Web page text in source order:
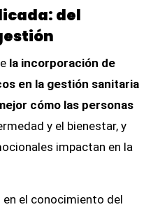
del
la incorporación de
en la gestión sanitaria
cómo las personas
y el bienestar, y
impactan en la
el conocimiento del